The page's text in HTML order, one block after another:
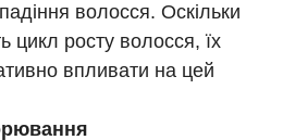
волосся. Оскільки
цикл росту волосся, їх
впливати на цей